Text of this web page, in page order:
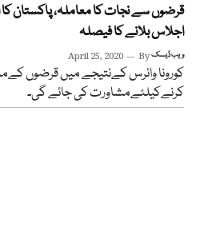
قرضوں سے نجات کا معاملہ، پاکستان کا
اجلاس بلانے کا فیصلہ
April 25, 2020 Byویب ڈیسک
کورونا وائرس کےنتیجے میں قرضوں
کرنےکیلئےمشاورت کی جائے گی۔